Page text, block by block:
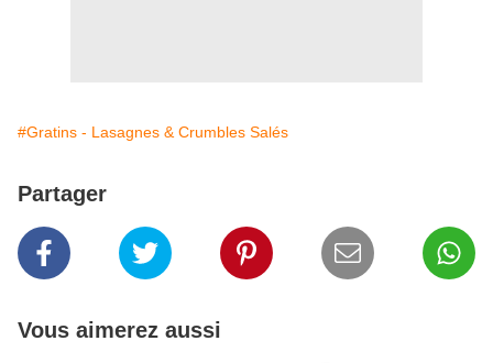
#Gratins - Lasagnes & Crumbles Salés
Partager
Vous aimerez aussi